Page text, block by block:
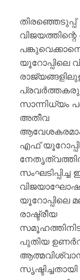
തിരഞ്ഞെടുപ്പ്
യൂറോപ്പിലെ
സാന്നിധ്യം
അതീവ
എഫ്
യൂറോപ്പിലെ
രാഷ്ട്രീയ
പുതിയ
സൃഷ്ടിച്ചതായി